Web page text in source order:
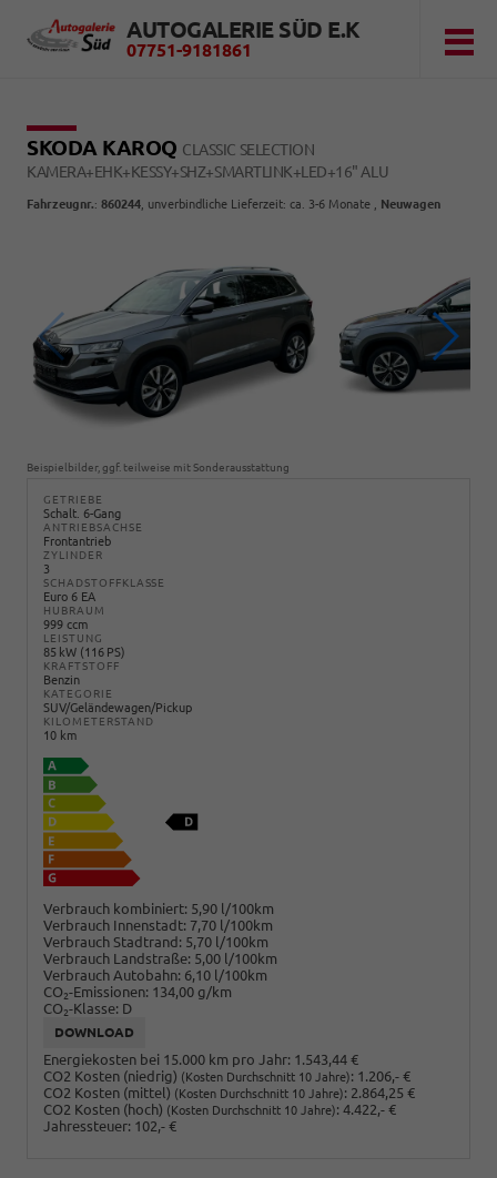
AUTOGALERIE SÜD E.K
07751-9181861
SKODA KAROQ CLASSIC SELECTION
KAMERA+EHK+KESSY+SHZ+SMARTLINK+LED+16" ALU
Fahrzeugnr.: 860244 , unverbindliche Lieferzeit: ca. 3-6 Monate , Neuwagen
Beispielbilder, ggf. teilweise mit Sonderausstattung
GETRIEBE
Schalt. 6-Gang
ANTRIEBSACHSE
Frontantrieb
ZYLINDER
3
SCHADSTOFFKLASSE
Euro 6 EA
HUBRAUM
999 ccm
LEISTUNG
85 kW (116 PS)
KRAFTSTOFF
Benzin
KATEGORIE
SUV/Geländewagen/Pickup
KILOMETERSTAND
10 km
Verbrauch kombiniert: 5,90 l/100km
Verbrauch Innenstadt: 7,70 l/100km
Verbrauch Stadtrand: 5,70 l/100km
Verbrauch Landstraße: 5,00 l/100km
Verbrauch Autobahn: 6,10 l/100km
CO2-Emissionen: 134,00 g/km
CO2-Klasse: D
DOWNLOAD
Energiekosten bei 15.000 km pro Jahr: 1.543,44 €
CO2 Kosten (niedrig) (Kosten Durchschnitt 10 Jahre): 1.206,- €
CO2 Kosten (mittel) (Kosten Durchschnitt 10 Jahre): 2.864,25 €
CO2 Kosten (hoch) (Kosten Durchschnitt 10 Jahre): 4.422,- €
Jahressteuer: 102,- €